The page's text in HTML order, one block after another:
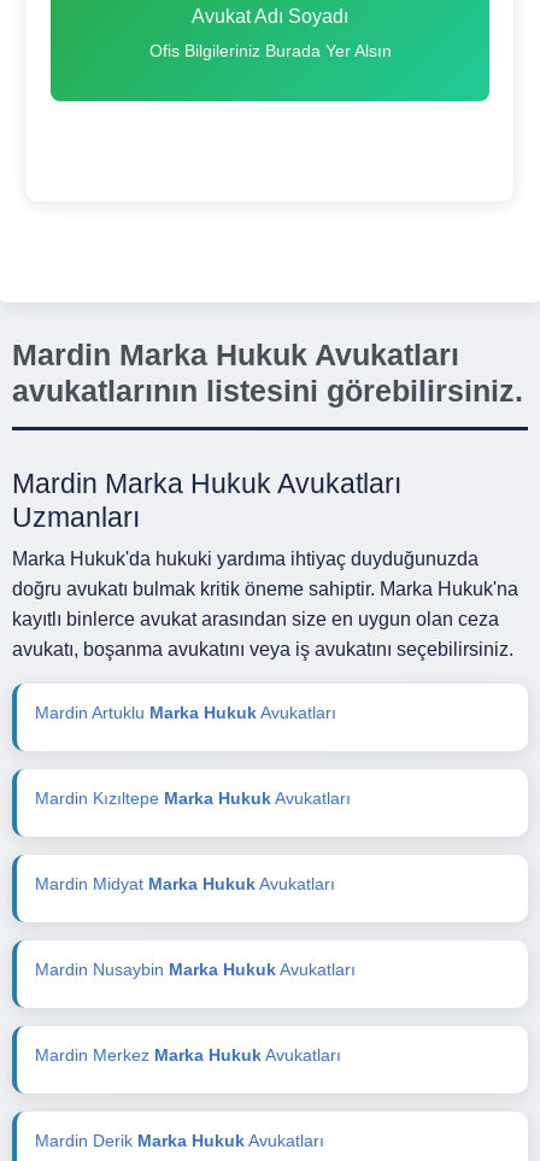
Avukat Adı Soyadı
Ofis Bilgileriniz Burada Yer Alsın
Mardin Marka Hukuk Avukatları
avukatlarının listesini görebilirsiniz.
Mardin Marka Hukuk Avukatları
Uzmanları
Marka Hukuk'da hukuki yardıma ihtiyaç duyduğunuzda
doğru avukatı bulmak kritik öneme sahiptir. Marka Hukuk'na
kayıtlı binlerce avukat arasından size en uygun olan ceza
avukatı, boşanma avukatını veya iş avukatını seçebilirsiniz.
Mardin Artuklu Marka HukukAvukatları
Mardin Kızıltepe Marka HukukAvukatları
Mardin Midyat Marka HukukAvukatları
Mardin Nusaybin Marka HukukAvukatları
Mardin Merkez Marka HukukAvukatları
Mardin Derik Marka HukukAvukatları